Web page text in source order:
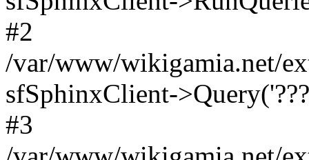
#2
/var/www/wikigamia.net/
sfSphinxClient-
#3